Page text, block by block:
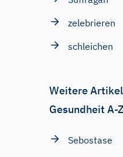
zelebrieren
schleichen
Weitere
Gesundheit A-Z
Sebostase